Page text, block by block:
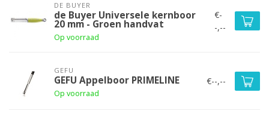
DE BUYER
de Buyer Universele kernboor
20 mm - Groen handvat
Op voorraad
€-
-,--
GEFU
GEFU Appelboor PRIMELINE
Op voorraad
€--,--